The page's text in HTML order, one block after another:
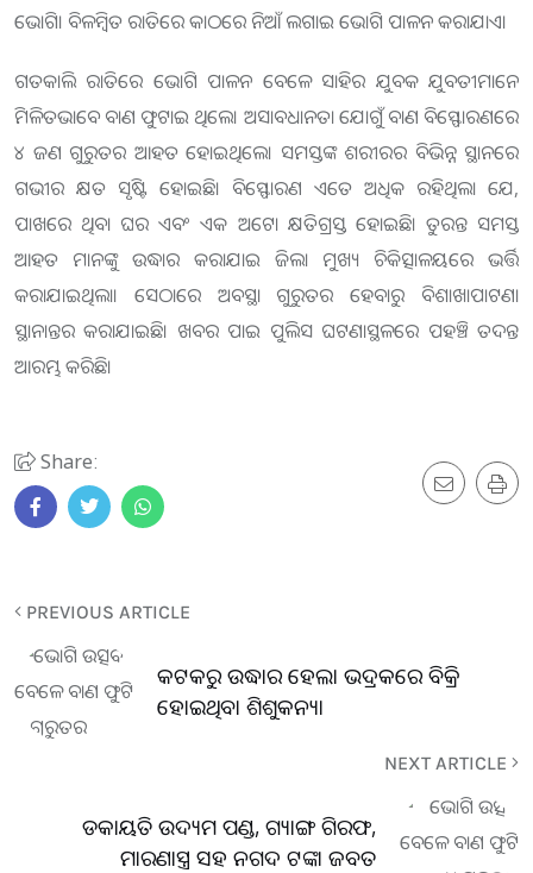
ଭୋଗି। ବିଳମ୍ବିତ ରାତିରେ କାଠରେ ନିଆଁ ଲଗାଇ ଭୋଗି ପାଳନ କରାଯାଏ।
ଗତକାଲି ରାତିରେ ଭୋଗି ପାଳନ ବେଳେ ସାହିର ଯୁବକ ଯୁବତୀମାନେ
ମିଳିତଭାବେ ବାଣ ଫୁଟାଇ ଥିଲେ। ଅସାବଧାନତା ଯୋଗୁଁ ବାଣ ବିସ୍ଫୋରଣରେ
୪ ଜଣ ଗୁରୁତର ଆହତ ହୋଇଥିଲେ। ସମସ୍ତଙ୍କ ଶରୀରର ବିଭିନ୍ନ ସ୍ଥାନରେ
ଗଭୀର କ୍ଷତ ସୃଷ୍ଟି ହୋଇଛି। ବିସ୍ଫୋରଣ ଏତେ ଅଧିକ ରହିଥିଲା ଯେ,
ପାଖରେ ଥିବା ଘର ଏବଂ ଏକ ଅଟୋ କ୍ଷତିଗ୍ରସ୍ତ ହୋଇଛି। ତୁରନ୍ତ ସମସ୍ତ
ଆହତ ମାନଙ୍କୁ ଉଦ୍ଧାର କରାଯାଇ ଜିଲା ମୁଖ୍ୟ ଚିକିତ୍ସାଳୟରେ ଭର୍ତ୍ତି
କରାଯାଇଥିଲା। ସେଠାରେ ଅବସ୍ଥା ଗୁରୁତର ହେବାରୁ ବିଶାଖାପାଟଣା
ସ୍ଥାନାନ୍ତର କରାଯାଇଛି। ଖବର ପାଇ ପୁଲିସ ଘଟଣାସ୍ଥଳରେ ପହଞ୍ଚି ତଦନ୍ତ
ଆରମ୍ଭ କରିଛି।
Share:
PREVIOUS ARTICLE
କଟକରୁ ଉଦ୍ଧାର ହେଲା ଭଦ୍ରକରେ ବିକ୍ରି
ହୋଇଥିବା ଶିଶୁକନ୍ୟା
NEXT ARTICLE
ଡକାୟତି ଉଦ୍ୟମ ପଣ୍ଡ, ଗ୍ୟାଙ୍ଗ ଗିରଫ,
ମାରଣାସ୍ତ୍ର ସହ ନଗଦ ଟଙ୍କା ଜବତ